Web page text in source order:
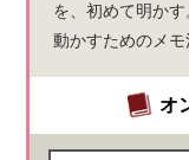
を、初めて明か
動かすためのメモ
オ